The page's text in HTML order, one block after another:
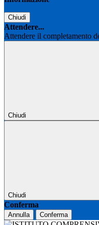
Chiudi
Attendere...
Attendere il completamento
Chiudi
Chiudi
Conferma
Annulla Conferma